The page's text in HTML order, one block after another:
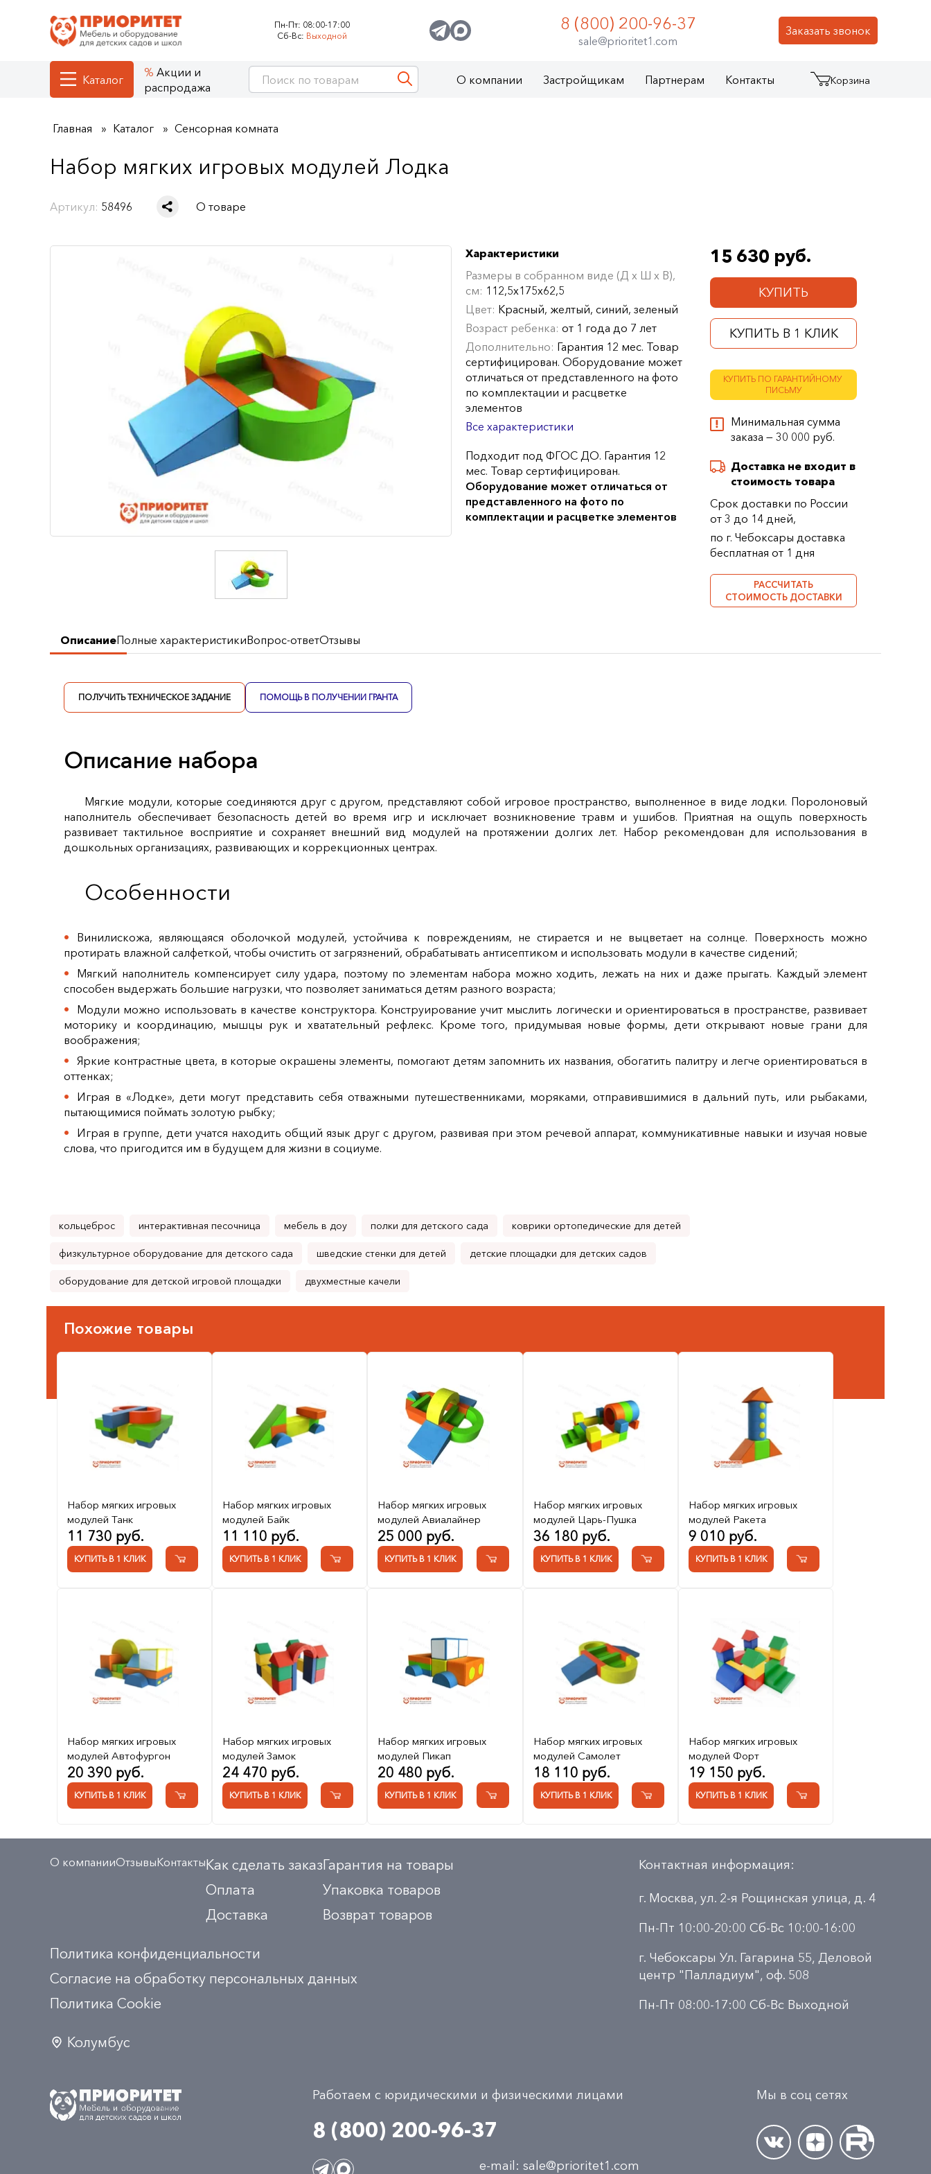
Пн-Пт: 08:00-17:00
Сб-Вс: Выходной Заказать звонок
8 (800) 200-96-37
sale@prioritet1.com
Каталог
Акции и
распродажа
О компании Застройщикам Партнерам Контакты Корзина
Главная Каталог Сенсорная комната
Набор мягких игровых модулей Лодка
Артикул: 58496 О товаре
15 630 руб.
КУПИТЬ
КУПИТЬ В 1 КЛИК
КУПИТЬ ПО ГАРАНТИЙНОМУ
ПИСЬМУ
Минимальная сумма
заказа — 30 000 руб.
Доставка не входит в
стоимость товара
Срок доставки по России
от 3 до 14 дней,
по г. Чебоксары доставка
бесплатная от 1 дня
РАССЧИТАТЬ
СТОИМОСТЬ ДОСТАВКИ
Характеристики
Размеры в собранном виде (Д х Ш х В),
см: 112,5х175х62,5
Цвет: Красный, желтый, синий, зеленый
Возраст ребенка: от 1 года до 7 лет
Дополнительно: Гарантия 12 мес. Товар
сертифицирован. Оборудование может
отличаться от представленного на фото
по комплектации и расцветке
элементов
Все характеристики
Подходит под ФГОС ДО. Гарантия 12
мес. Товар сертифицирован.
Оборудование может отличаться от
представленного на фото по
комплектации и расцветке элементов
ОписаниеПолные характеристикиВопрос-ответОтзывы
ПОЛУЧИТЬ ТЕХНИЧЕСКОЕ ЗАДАНИЕ ПОМОЩЬ В ПОЛУЧЕНИИ ГРАНТА
Описание набора
Мягкие модули, которые соединяются друг с другом, представляют собой игровое пространство, выполненное в виде лодки. Поролоновый
наполнитель обеспечивает безопасность детей во время игр и исключает возникновение травм и ушибов. Приятная на ощупь поверхность
развивает тактильное восприятие и сохраняет внешний вид модулей на протяжении долгих лет. Набор рекомендован для использования в
дошкольных организациях, развивающих и коррекционных центрах.
Особенности
Винилискожа, являющаяся оболочкой модулей, устойчива к повреждениям, не стирается и не выцветает на солнце. Поверхность можно
протирать влажной салфеткой, чтобы очистить от загрязнений, обрабатывать антисептиком и использовать модули в качестве сидений;
Мягкий наполнитель компенсирует силу удара, поэтому по элементам набора можно ходить, лежать на них и даже прыгать. Каждый элемент
способен выдержать большие нагрузки, что позволяет заниматься детям разного возраста;
Модули можно использовать в качестве конструктора. Конструирование учит мыслить логически и ориентироваться в пространстве, развивает
моторику и координацию, мышцы рук и хватательный рефлекс. Кроме того, придумывая новые формы, дети открывают новые грани для
воображения;
Яркие контрастные цвета, в которые окрашены элементы, помогают детям запомнить их названия, обогатить палитру и легче ориентироваться в
оттенках;
Играя в «Лодке», дети могут представить себя отважными путешественниками, моряками, отправившимися в дальний путь, или рыбаками,
пытающимися поймать золотую рыбку;
Играя в группе, дети учатся находить общий язык друг с другом, развивая при этом речевой аппарат, коммуникативные навыки и изучая новые
слова, что пригодится им в будущем для жизни в социуме.
кольцеброс интерактивная песочница мебель в доу полки для детского сада коврики ортопедические для детей
физкультурное оборудование для детского сада шведские стенки для детей детские площадки для детских садов
оборудование для детской игровой площадки двухместные качели
Похожие товары
Набор мягких игровых
модулей Танк
11 730 руб.
КУПИТЬ В 1 КЛИК
Набор мягких игровых
модулей Байк
11 110 руб.
КУПИТЬ В 1 КЛИК
Набор мягких игровых
модулей Авиалайнер
25 000 руб.
КУПИТЬ В 1 КЛИК
Набор мягких игровых
модулей Царь-Пушка
36 180 руб.
КУПИТЬ В 1 КЛИК
Набор мягких игровых
модулей Ракета
9 010 руб.
КУПИТЬ В 1 КЛИК
Набор мягких игровых
модулей Автофургон
20 390 руб.
КУПИТЬ В 1 КЛИК
Набор мягких игровых
модулей Замок
24 470 руб.
КУПИТЬ В 1 КЛИК
Набор мягких игровых
модулей Пикап
20 480 руб.
КУПИТЬ В 1 КЛИК
Набор мягких игровых
модулей Самолет
18 110 руб.
КУПИТЬ В 1 КЛИК
Набор мягких игровых
модулей Форт
19 150 руб.
КУПИТЬ В 1 КЛИК
О компанииОтзывыКонтактыКак сделать заказ
Оплата
Доставка
Гарантия на товары
Упаковка товаров
Возврат товаров
Политика конфиденциальности
Согласие на обработку персональных данных
Политика Сookie
Колумбус
Контактная информация:
г. Москва, ул. 2-я Рощинская улица, д. 4
Пн-Пт 10:00-20:00 Сб-Вс 10:00-16:00
г. Чебоксары Ул. Гагарина 55, Деловой
центр "Палладиум", оф. 508
Пн-Пт 08:00-17:00 Сб-Вс Выходной
Работаем с юридическими и физическими лицами
8 (800) 200-96-37
e-mail: sale@prioritet1.com
Мы в соц сетях